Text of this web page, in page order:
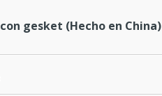
gesket (Hecho en China)